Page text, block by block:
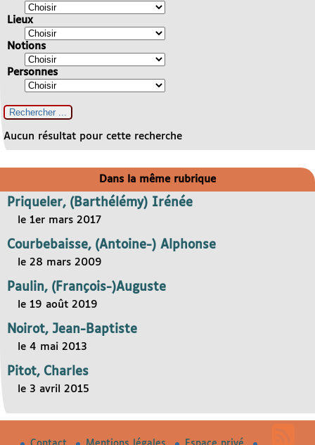
Lieux
Notions
Personnes
Aucun résultat pour cette recherche
Dans la même rubrique
Priqueler, (Barthélémy) Irénée
le 1er mars 2017
Courbebaisse, (Antoine-) Alphonse
le 28 mars 2009
Paulin, (François-)Auguste
le 19 août 2019
Noirot, Jean-Baptiste
le 4 mai 2013
Pitot, Charles
le 3 avril 2015